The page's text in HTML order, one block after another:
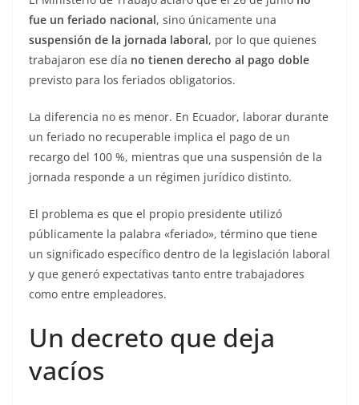
fue un feriado nacional, sino únicamente una
suspensión de la jornada laboral, por lo que quienes
trabajaron ese día no tienen derecho al pago doble
previsto para los feriados obligatorios.
La diferencia no es menor. En Ecuador, laborar durante
un feriado no recuperable implica el pago de un
recargo del 100 %, mientras que una suspensión de la
jornada responde a un régimen jurídico distinto.
El problema es que el propio presidente utilizó
públicamente la palabra «feriado», término que tiene
un significado específico dentro de la legislación laboral
y que generó expectativas tanto entre trabajadores
como entre empleadores.
Un decreto que deja
vacíos